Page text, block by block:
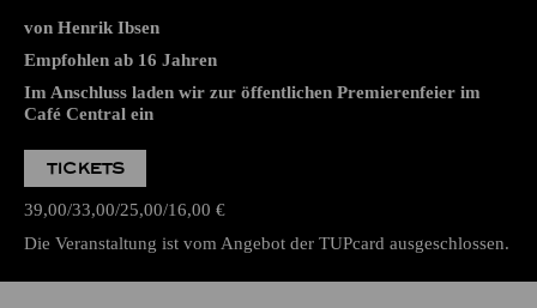
von Henrik Ibsen
Empfohlen ab 16 Jahren
Im Anschluss laden wir zur öffentlichen Premierenfeier im
Café Central ein
TICKETS
39,00 33,00 25,00 16,00 €
Die Veranstaltung ist vom Angebot der TUPcard ausgeschlossen.